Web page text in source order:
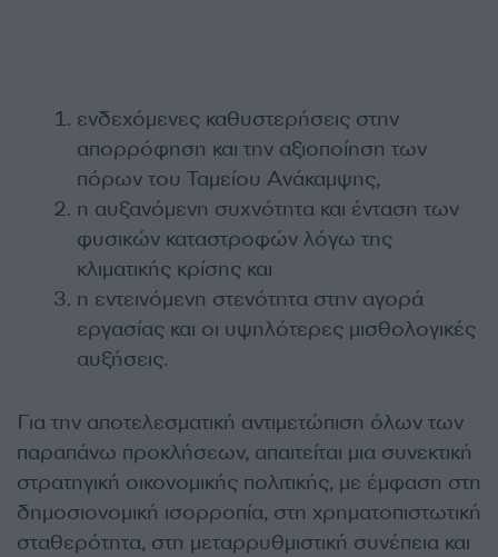
ενδεχόμενες καθυστερήσεις στην
απορρόφηση και την αξιοποίηση των
πόρων του Ταμείου Ανάκαμψης,
η αυξανόμενη συχνότητα και ένταση των
φυσικών καταστροφών λόγω της
κλιματικής κρίσης και
η εντεινόμενη στενότητα στην αγορά
εργασίας και οι υψηλότερες μισθολογικές
αυξήσεις.
Για την αποτελεσματική αντιμετώπιση όλων των
παραπάνω προκλήσεων, απαιτείται μια συνεκτική
στρατηγική οικονομικής πολιτικής, με έμφαση στη
δημοσιονομική ισορροπία, στη χρηματοπιστωτική
σταθερότητα, στη μεταρρυθμιστική συνέπεια και